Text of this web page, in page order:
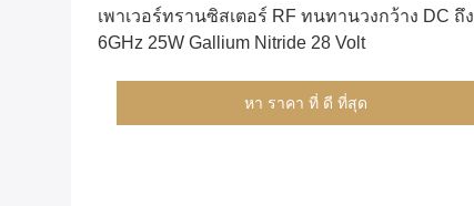
เพาเวอร์ทรานซิสเตอร์ RF ทนทานวงกว้าง DC ถึง
6GHz 25W Gallium Nitride 28 Volt
หา ราคา ที่ ดี ที่สุด